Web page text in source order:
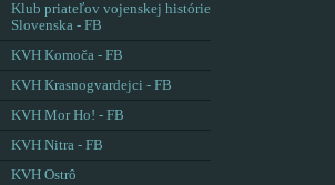
Klub priateľov vojenskej histórie
Slovenska - FB
KVH Komoča - FB
KVH Krasnogvardejci - FB
KVH Mor Ho! - FB
KVH Nitra - FB
KVH Ostrô